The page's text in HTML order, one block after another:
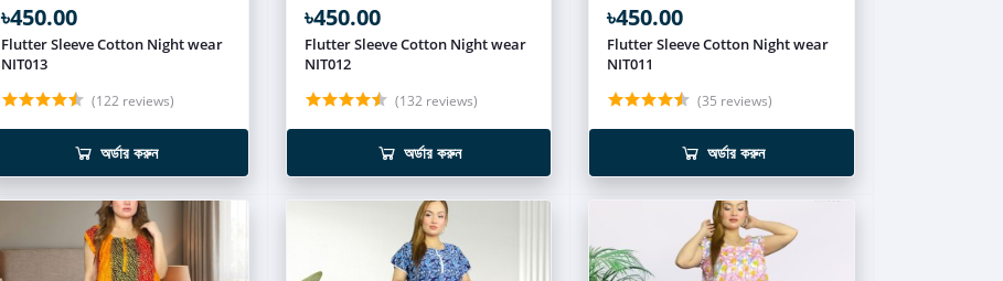
৳450.00
Flutter Sleeve Cotton Night wear
NIT013
(122 reviews)
অর্ডার করুন
৳450.00
Flutter Sleeve Cotton Night wear
NIT012
(132 reviews)
অর্ডার করুন
৳450.00
Flutter Sleeve Cotton Night wear
NIT011
(35 reviews)
অর্ডার করুন